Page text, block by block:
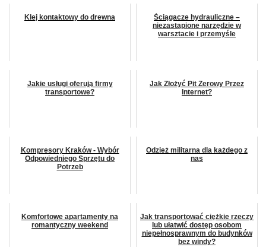
Klej kontaktowy do drewna
Ściągacze hydrauliczne –
niezastąpione narzędzie w
warsztacie i przemyśle
Jakie usługi oferują firmy
transportowe?
Jak Złożyć Pit Zerowy Przez
Internet?
Kompresory Kraków - Wybór
Odpowiedniego Sprzętu do
Potrzeb
Odzież militarna dla każdego z
nas
Komfortowe apartamenty na
romantyczny weekend
Jak transportować ciężkie rzeczy
lub ułatwić dostęp osobom
niepełnosprawnym do budynków
bez windy?